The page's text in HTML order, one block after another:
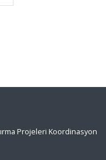
Projeleri Koordinasyon